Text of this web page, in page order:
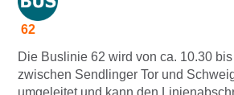
62
Die Buslinie 62 wird von ca. 10.30
zwischen Sendlinger Tor und